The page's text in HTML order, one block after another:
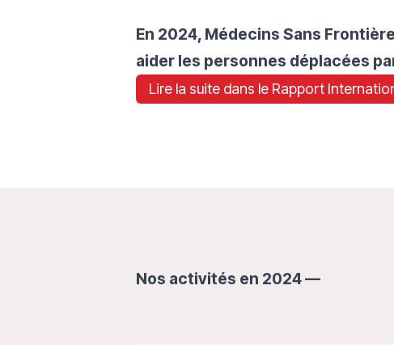
En 2024, Médecins Sans
aider les personnes déplacées
Lire la suite dans le Rapport
Nos activités en 2024 —